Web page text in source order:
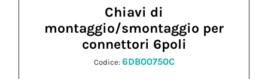
Chiavi di
montaggio/smontaggio per
connettori 6poli
Codice: 6DB00750C